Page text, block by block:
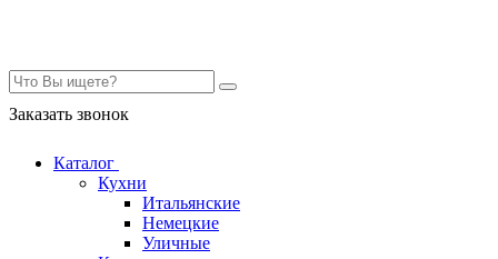
Заказать звонок
Каталог
Кухни
Итальянские
Немецкие
Уличные